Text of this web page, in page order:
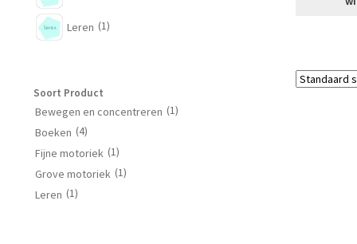
Leren (1)
Soort Product
Bewegen en concentreren (1)
Boeken (4)
Fijne motoriek (1)
Grove motoriek (1)
Leren (1)